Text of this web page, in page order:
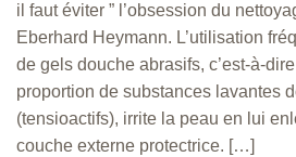
il faut éviter ” l’obsession du
Eberhard Heymann. L’utilisation
de gels douche abrasifs, c’est-à-
proportion de substances lavantes
(tensioactifs), irrite la peau en lui
couche externe protectrice. […]